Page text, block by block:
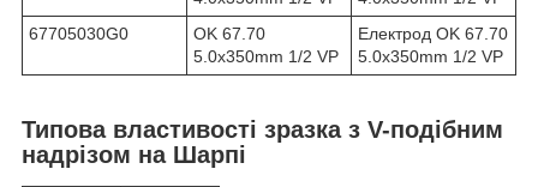
67705030G0
OK 67.70
5.0x350mm 1/2 VP
Електрод OK 67.70
5.0x350mm 1/2 VP
Типова властивості зразка з V-подібним
надрізом на Шарпі